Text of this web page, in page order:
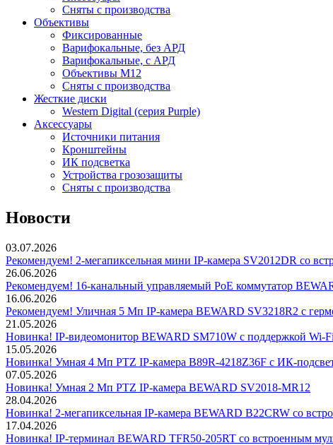
Сняты с производства
Объективы
Фиксированные
Варифокальные, без АРД
Варифокальные, с АРД
Объективы M12
Сняты с производства
Жесткие диски
Western Digital (серия Purple)
Аксессуары
Источники питания
Кронштейны
ИК подсветка
Устройства грозозащиты
Сняты с производства
Новости
03.07.2026
Рекомендуем! 2-мегапиксельная мини IP-камера SV2012DR со
26.06.2026
Рекомендуем! 16-канальный управляемый PoE коммутатор
16.06.2026
Рекомендуем! Уличная 5 Мп IP-камера BEWARD SV3218R2 с
21.05.2026
Новинка! IP-видеомонитор BEWARD SM710W с поддержкой Wi-
15.05.2026
Новинка! Умная 4 Мп PTZ IP-камера B89R-4218Z36F с ИК-
07.05.2026
Новинка! Умная 2 Мп PTZ IP-камера BEWARD SV2018-MR12
28.04.2026
Новинка! 2-мегапиксельная IP-камера BEWARD B22CRW со
17.04.2026
Новинка! IP-терминал BEWARD TFR50-205RT со встроенным